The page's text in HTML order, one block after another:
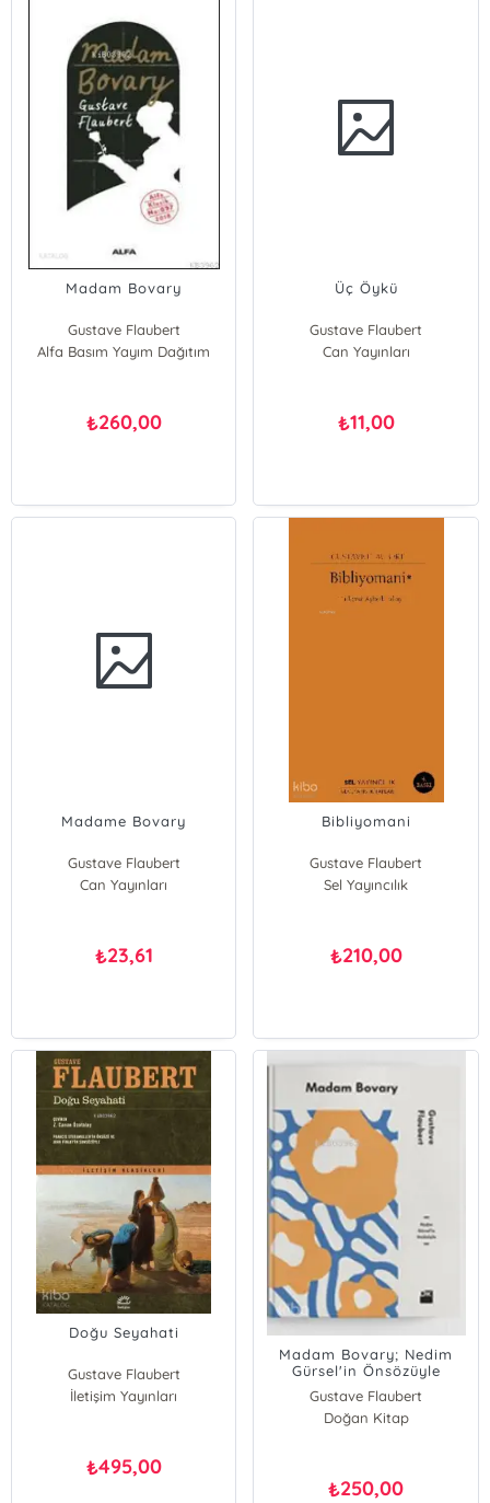
Madam Bovary
Gustave Flaubert
Alfa Basım Yayım Dağıtım
₺260,00
Üç Öykü
Gustave Flaubert
Can Yayınları
₺11,00
Madame Bovary
Gustave Flaubert
Can Yayınları
₺23,61
Bibliyomani
Gustave Flaubert
Sel Yayıncılık
₺210,00
Doğu Seyahati
Gustave Flaubert
İletişim Yayınları
₺495,00
Madam Bovary; Nedim
Gürsel'in Önsözüyle
Gustave Flaubert
Doğan Kitap
₺250,00